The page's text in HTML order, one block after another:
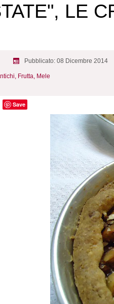
LE
Pubblicato: 08 Dicembre 2014
Frutta, Mele
Save